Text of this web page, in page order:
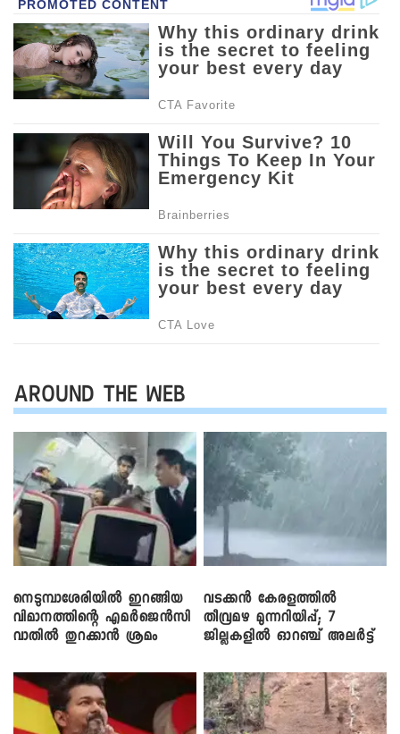
AROUND THE WEB
നെടുമ്പാശേരിയിൽ ഇറങ്ങിയ
വിമാനത്തിന്റെ എമർജെൻസി
വാതിൽ തുറക്കാൻ ശ്രമം
വടക്കൻ കേരളത്തിൽ
തീവ്രമഴ മുന്നറിയിപ്പ്; 7
ജില്ലകളിൽ ഓറഞ്ച് അലർട്ട്